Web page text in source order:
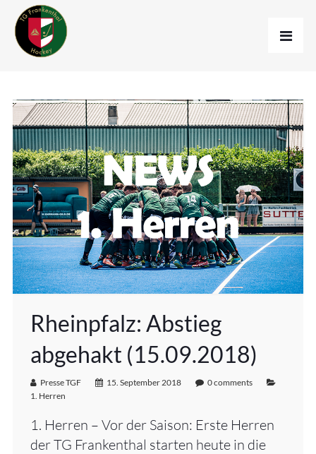
Rheinpfalz: Abstieg
abgehakt (15.09.2018)
Presse TGF 15. September 2018
0 comments
1. Herren
1. Herren – Vor der Saison: Erste Herren
der TG Frankenthal starten heute in die